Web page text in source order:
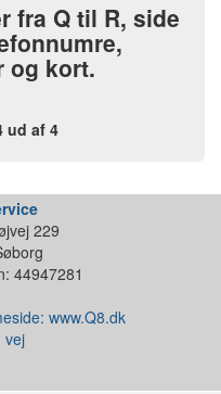
fra Q til R, side
og kort.
ud af 4
229
44947281
www.Q8.dk